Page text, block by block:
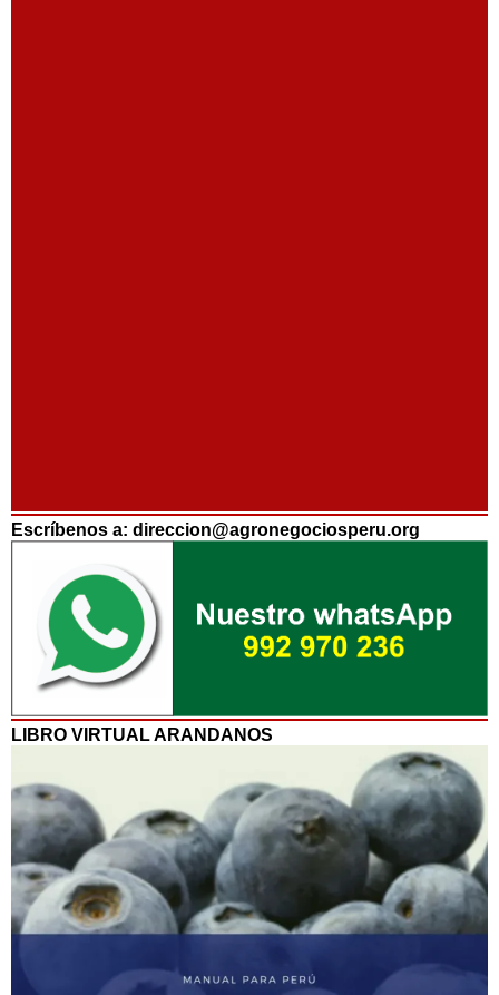
Escríbenos a: direccion@agronegociosperu.org
LIBRO VIRTUAL ARANDANOS